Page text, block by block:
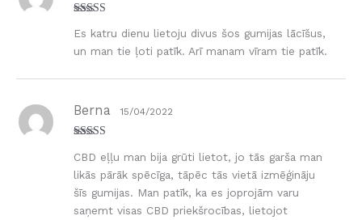
5no 5
Es katru dienu lietoju divus šos gumijas lācīšus,
un man tie ļoti patīk. Arī manam vīram tie patīk.
5no 5
Berna 15/04/2022
CBD eļļu man bija grūti lietot, jo tās garša man
likās pārāk spēcīga, tāpēc tās vietā izmēģināju
šīs gumijas. Man patīk, ka es joprojām varu
saņemt visas CBD priekšrocības, lietojot